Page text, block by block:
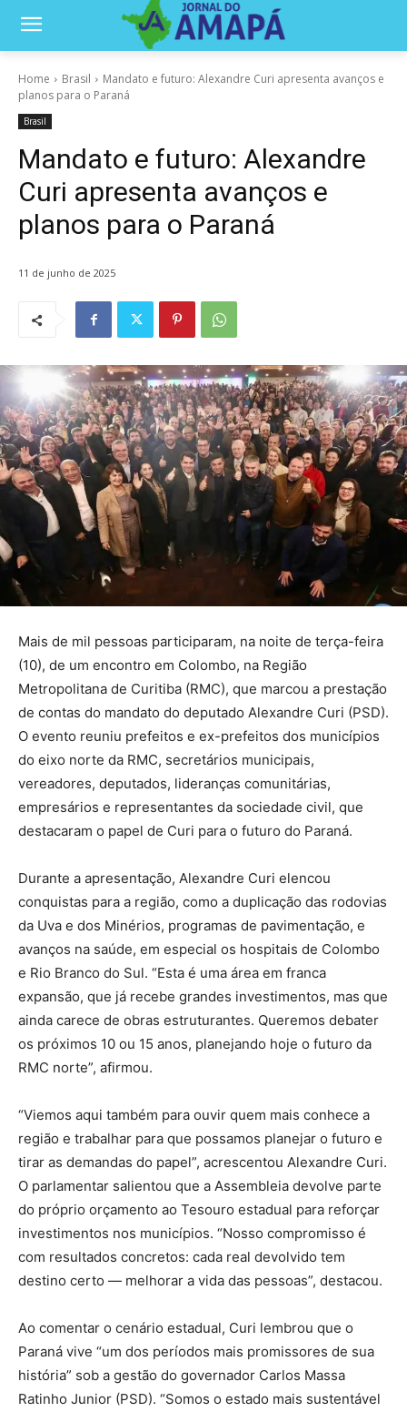
Home Brasil
Mandato e futuro: Alexandre Curi apresenta avanços e
planos para o Paraná
Brasil
Mandato e futuro: Alexandre
Curi apresenta avanços e
planos para o Paraná
11 de junho de 2025
Mais de mil pessoas participaram, na noite de terça-feira
(10), de um encontro em Colombo, na Região
Metropolitana de Curitiba (RMC), que marcou a prestação
de contas do mandato do deputado Alexandre Curi (PSD).
O evento reuniu prefeitos e ex-prefeitos dos municípios
do eixo norte da RMC, secretários municipais,
vereadores, deputados, lideranças comunitárias,
empresários e representantes da sociedade civil, que
destacaram o papel de Curi para o futuro do Paraná.
Durante a apresentação, Alexandre Curi elencou
conquistas para a região, como a duplicação das rodovias
da Uva e dos Minérios, programas de pavimentação, e
avanços na saúde, em especial os hospitais de Colombo
e Rio Branco do Sul. “Esta é uma área em franca
expansão, que já recebe grandes investimentos, mas que
ainda carece de obras estruturantes. Queremos debater
os próximos 10 ou 15 anos, planejando hoje o futuro da
RMC norte”, afirmou.
“Viemos aqui também para ouvir quem mais conhece a
região e trabalhar para que possamos planejar o futuro e
tirar as demandas do papel”, acrescentou Alexandre Curi.
O parlamentar salientou que a Assembleia devolve parte
do próprio orçamento ao Tesouro estadual para reforçar
investimentos nos municípios. “Nosso compromisso é
com resultados concretos: cada real devolvido tem
destino certo — melhorar a vida das pessoas”, destacou.
Ao comentar o cenário estadual, Curi lembrou que o
Paraná vive “um dos períodos mais promissores de sua
história” sob a gestão do governador Carlos Massa
Ratinho Junior (PSD). “Somos o estado mais sustentável